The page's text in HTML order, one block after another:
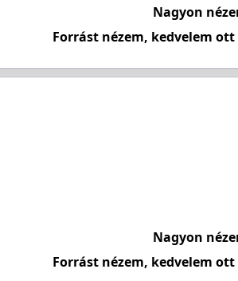
Nagyon
Forrást nézem, kedvelem ott
Nagyon
Forrást nézem, kedvelem ott